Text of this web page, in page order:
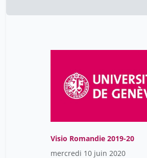
Ormières Clothilde
Rahmaty Zahra
Isabelle
Stathopoulos Lefteris
Stollar Fabiola
Visio Romandie 2019-20
mercredi 10 juin 2020